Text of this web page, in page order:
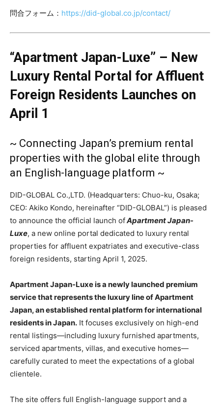
問合フォーム： https://did-global.co.jp/contact/
“Apartment Japan-Luxe” – New
Luxury Rental Portal for Affluent
Foreign Residents Launches on
April 1
~ Connecting Japan’s premium rental
properties with the global elite through
an English-language platform ~
DID-GLOBAL Co.,LTD. (Headquarters: Chuo-ku, Osaka;
CEO: Akiko Kondo, hereinafter “DID-GLOBAL”) is pleased
to announce the official launch ofApartment Japan-
Luxe, a new online portal dedicated to luxury rental
properties for affluent expatriates and executive-class
foreign residents, starting April 1, 2025.
Apartment Japan-Luxe is a newly launched premium
service that represents the luxury line of Apartment
Japan, an established rental platform for international
residents in Japan. It focuses exclusively on high-end
rental listings—including luxury furnished apartments,
serviced apartments, villas, and executive homes—
carefully curated to meet the expectations of a global
clientele.
The site offers full English-language support and a